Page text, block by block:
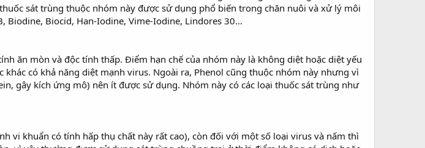
sát trùng thuộc nhóm này được sử dụng phổ biến trong chăn nuôi và xử lý môi
Biodine, Biocid, Han-Iodine, Vime-Iodine, Lindores 30…
ăn mòn và độc tính thấp. Điểm hạn chế của nhóm này là không diệt hoặc diệt yếu
có khả năng diệt mạnh virus. Ngoài ra, Phenol cũng thuộc nhóm này nhưng vì
gây kích ứng mô) nên ít được sử dụng. Nhóm này có các loại thuốc sát trùng như
vi khuẩn có tính hấp thụ chất này rất cao), còn đối với một số loại virus và nấm thì